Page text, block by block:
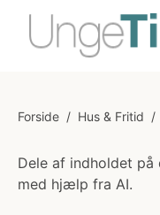
Forside / Hus & Fritid /
Dele af indholdet
med hjælp fra AI.